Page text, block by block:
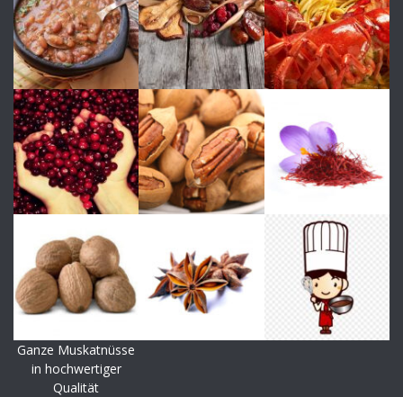
Ganze Muskatnüsse
in hochwertiger
Qualität